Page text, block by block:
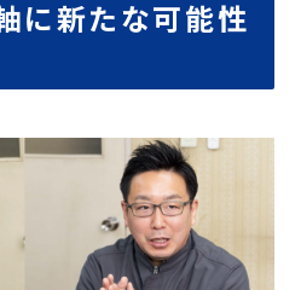
に新たな可能性